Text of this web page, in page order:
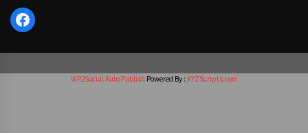
Facebook
WP2Social Auto Publish Powered By : XYZScripts.com